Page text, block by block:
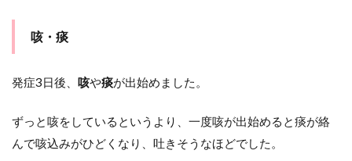
咳・痰
発症3日後、 咳や痰が出始めました。
ずっと咳をしているというより、一度咳が出始めると痰が絡
んで咳込みがひどくなり、吐きそうなほどでした。